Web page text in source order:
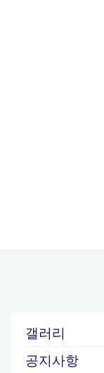
갤러리
공지사항